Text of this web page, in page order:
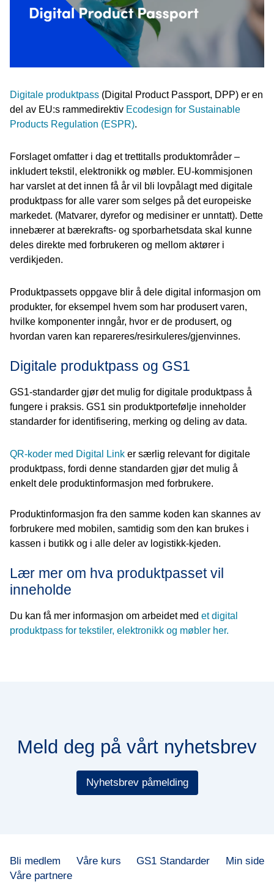
Digitale produktpass (Digital Product Passport, DPP) er en
del av EU:s rammedirektiv Ecodesign for Sustainable
Products Regulation (ESPR).
Forslaget omfatter i dag et trettitalls produktområder –
inkludert tekstil, elektronikk og møbler. EU-kommisjonen
har varslet at det innen få år vil bli lovpålagt med digitale
produktpass for alle varer som selges på det europeiske
markedet. (Matvarer, dyrefor og medisiner er unntatt). Dette
innebærer at bærekrafts- og sporbarhetsdata skal kunne
deles direkte med forbrukeren og mellom aktører i
verdikjeden.
Produktpassets oppgave blir å dele digital informasjon om
produkter, for eksempel hvem som har produsert varen,
hvilke komponenter inngår, hvor er de produsert, og
hvordan varen kan repareres/resirkuleres/gjenvinnes.
Digitale produktpass og GS1
GS1-standarder gjør det mulig for digitale produktpass å
fungere i praksis. GS1 sin produktportefølje inneholder
standarder for identifisering, merking og deling av data.
QR-koder med Digital Link er særlig relevant for digitale
produktpass, fordi denne standarden gjør det mulig å
enkelt dele produktinformasjon med forbrukere.
Produktinformasjon fra den samme koden kan skannes av
forbrukere med mobilen, samtidig som den kan brukes i
kassen i butikk og i alle deler av logistikk-kjeden.
Lær mer om hva produktpasset vil
inneholde
Du kan få mer informasjon om arbeidet med et digital
produktpass for tekstiler, elektronikk og møbler her.
Meld deg på vårt nyhetsbrev
Nyhetsbrev påmelding
Bli medlem Våre kurs GS1 Standarder
Min side
Våre partnere